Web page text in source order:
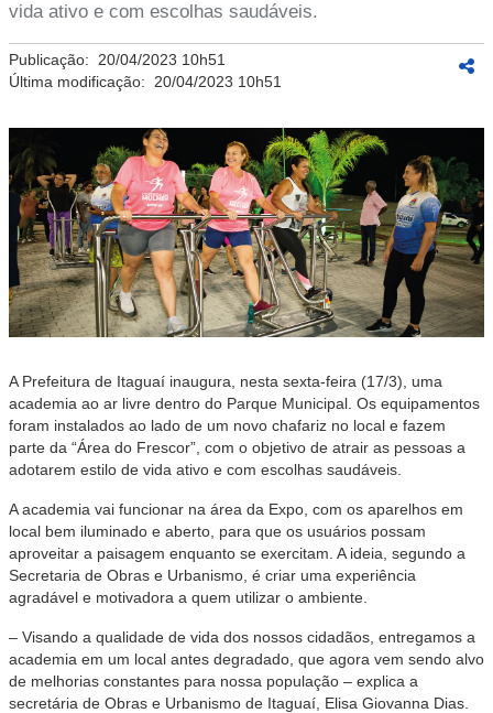
vida ativo e com escolhas saudáveis.
Publicação: 20/04/2023 10h51
Última modificação: 20/04/2023 10h51
A Prefeitura de Itaguaí inaugura, nesta sexta-feira (17/3), uma
academia ao ar livre dentro do Parque Municipal. Os equipamentos
foram instalados ao lado de um novo chafariz no local e fazem
parte da “Área do Frescor”, com o objetivo de atrair as pessoas a
adotarem estilo de vida ativo e com escolhas saudáveis.
A academia vai funcionar na área da Expo, com os aparelhos em
local bem iluminado e aberto, para que os usuários possam
aproveitar a paisagem enquanto se exercitam. A ideia, segundo a
Secretaria de Obras e Urbanismo, é criar uma experiência
agradável e motivadora a quem utilizar o ambiente.
– Visando a qualidade de vida dos nossos cidadãos, entregamos a
academia em um local antes degradado, que agora vem sendo alvo
de melhorias constantes para nossa população – explica a
secretária de Obras e Urbanismo de Itaguaí, Elisa Giovanna Dias.